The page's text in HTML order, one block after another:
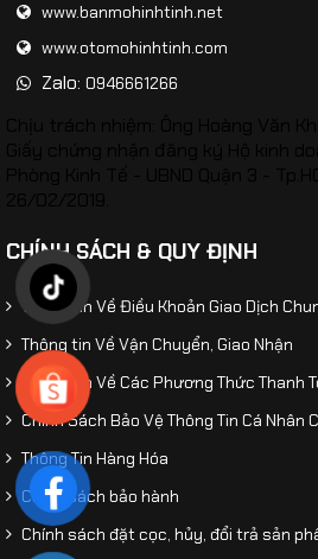
www.banmohinhtinh.net
www.otomohinhtinh.com
Zalo: 0946661266
CHÍNH SÁCH & QUY ĐỊNH
Thông Tin Về Điều Khoản Giao Dịch
Thông tin Về Vận Chuyển, Giao Nhận
Thông Tin Về Các Phương Thức Thanh
Chính Sách Bảo Vệ Thông Tin Cá Nhân
Thông Tin Hàng Hóa
Chính sách bảo hành
Chính sách đặt cọc, hủy, đổi trả sản